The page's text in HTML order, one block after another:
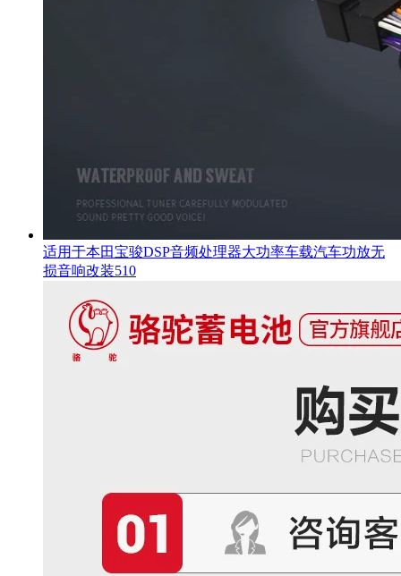
适用于本田宝骏DSP音频处理器大功率车载汽车功放无
损音响改装510